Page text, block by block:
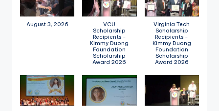
August 3, 2026
VCU
Scholarship
Recipients -
Kimmy Duong
Foundation
Scholarship
Award 2026
Virginia Tech
Scholarship
Recipients -
Kimmy Duong
Foundation
Scholarship
Award 2026